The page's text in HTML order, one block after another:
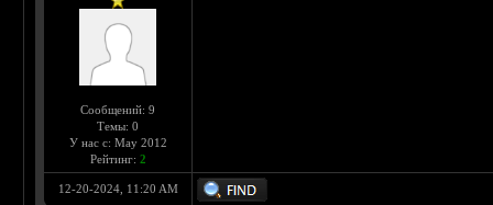
Сообщений: 9
Темы: 0
У нас с: May 2012
Рейтинг: 2
12-20-2024, 11:20 AM